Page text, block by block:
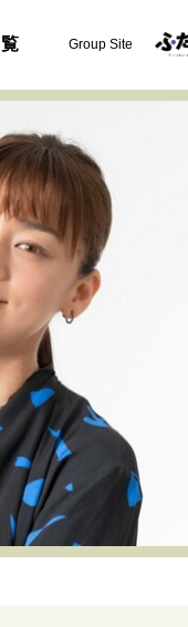
Group Site
からの再起
の挫折と原点
大人の学び直し
代へのバトン